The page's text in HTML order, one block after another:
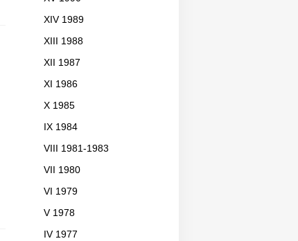
XIV 1989
XIII 1988
XII 1987
XI 1986
X 1985
IX 1984
VIII 1981-1983
VII 1980
VI 1979
V 1978
IV 1977